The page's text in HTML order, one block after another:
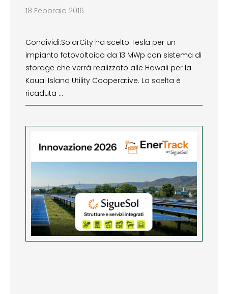
18 Febbraio 2016
Condividi:SolarCity ha scelto Tesla per un
impianto fotovoltaico da 13 MWp con sistema di
storage che verrà realizzato alle Hawaii per la
Kauai Island Utility Cooperative. La scelta è
ricaduta …